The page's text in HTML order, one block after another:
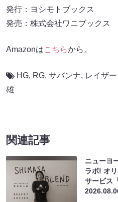
発行：ヨシモトブックス
発売：株式会社ワニブックス
Amazonはこちらから。
HG, RG, サバンナ, レイザ
雄
関連記事
ニューヨ
ラボ! オ
サービス